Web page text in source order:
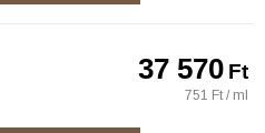
37 570Ft
751 Ft / ml